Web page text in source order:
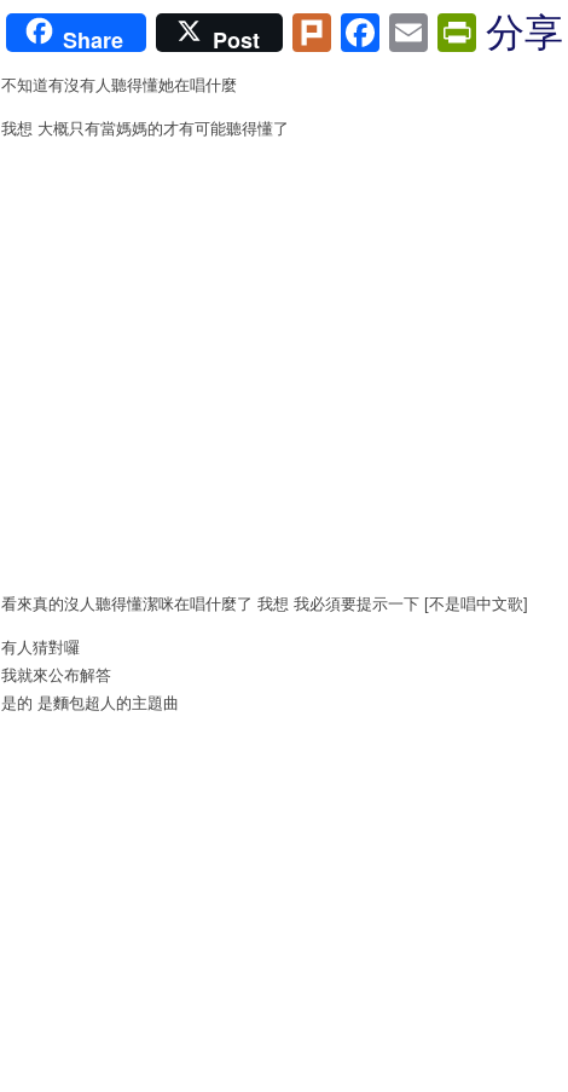
Share Post PlurkFacebook
Email分享
不知道有沒有人聽得懂她在唱什麼
我想 大概只有當媽媽的才有可能聽得懂了
看來真的沒人聽得懂潔咪在唱什麼了 我想 我必須要提示一下 [不是唱中文歌]
有人猜對囉
我就來公布解答
是的 是麵包超人的主題曲